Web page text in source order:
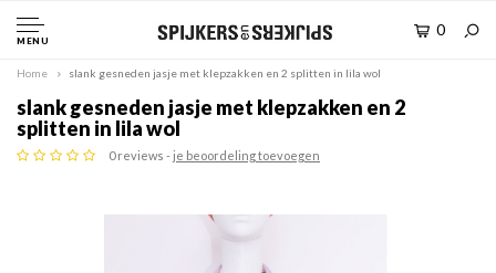
MENU
0
Home slank gesneden jasje met klepzakken en 2 splitten in lila wol
slank gesneden jasje met klepzakken en 2
splitten in lila wol
0 reviews -je beoordeling toevoegen